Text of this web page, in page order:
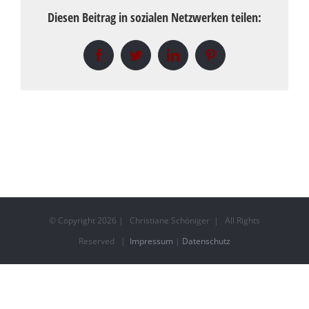
Diesen Beitrag in sozialen Netzwerken teilen:
FacebookTwitterLinkedInPinterest
© Copyright 2026 | Christiane Schöniger | All Rights
Reserved | Impressum | Datenschutz